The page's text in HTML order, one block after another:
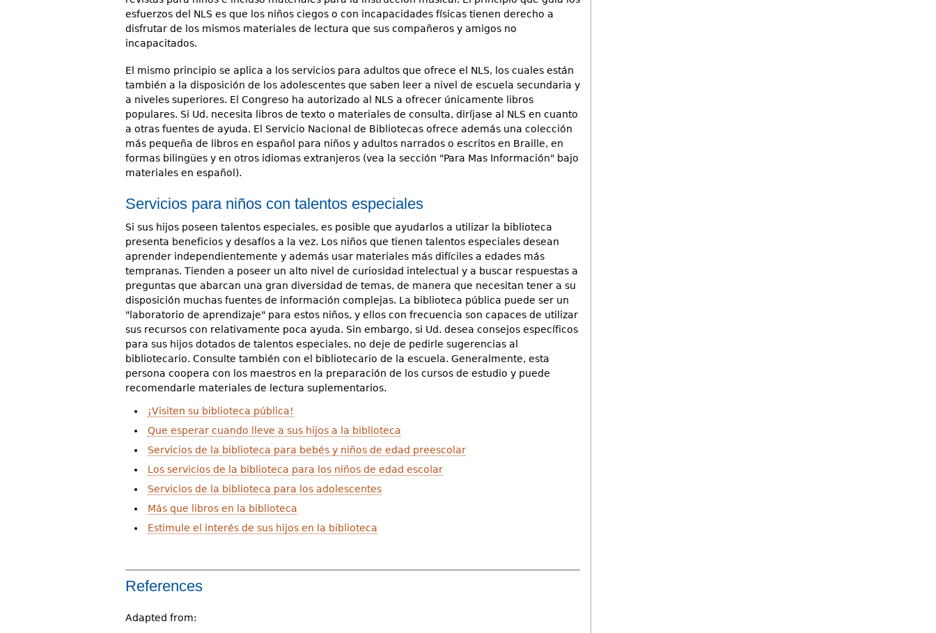
esfuerzos del NLS es que los niños ciegos o con incapacidades físicas tienen derecho a
disfrutar de los mismos materiales de lectura que sus compañeros y amigos no
incapacitados.
El mismo principio se aplica a los servicios para adultos que ofrece el NLS, los cuales están
también a la disposición de los adolescentes que saben leer a nivel de escuela secundaria y
a niveles superiores. El Congreso ha autorizado al NLS a ofrecer únicamente libros
populares. Si Ud. necesita libros de texto o materiales de consulta, diríjase al NLS en cuanto
a otras fuentes de ayuda. El Servicio Nacional de Bibliotecas ofrece además una colección
más pequeña de libros en español para niños y adultos narrados o escritos en Braille, en
formas bilingües y en otros idiomas extranjeros (vea la sección "Para Mas Información" bajo
materiales en español).
Servicios para niños con talentos especiales
Si sus hijos poseen talentos especiales, es posible que ayudarlos a utilizar la biblioteca
presenta beneficios y desafíos a la vez. Los niños que tienen talentos especiales desean
aprender independientemente y además usar materiales más difíciles a edades más
tempranas. Tienden a poseer un alto nivel de curiosidad intelectual y a buscar respuestas a
preguntas que abarcan una gran diversidad de temas, de manera que necesitan tener a su
disposición muchas fuentes de información complejas. La biblioteca pública puede ser un
"laboratorio de aprendizaje" para estos niños, y ellos con frecuencia son capaces de utilizar
sus recursos con relativamente poca ayuda. Sin embargo, si Ud. desea consejos específicos
para sus hijos dotados de talentos especiales, no deje de pedirle sugerencias al
bibliotecario. Consulte también con el bibliotecario de la escuela. Generalmente, esta
persona coopera con los maestros en la preparación de los cursos de estudio y puede
recomendarle materiales de lectura suplementarios.
¡Visiten su biblioteca pública!
Que esperar cuando lleve a sus hijos a la biblioteca
Servicios de la biblioteca para bebés y niños de edad preescolar
Los servicios de la biblioteca para los niños de edad escolar
Servicios de la biblioteca para los adolescentes
Más que libros en la biblioteca
Estimule el interés de sus hijos en la biblioteca
References
Adapted from: